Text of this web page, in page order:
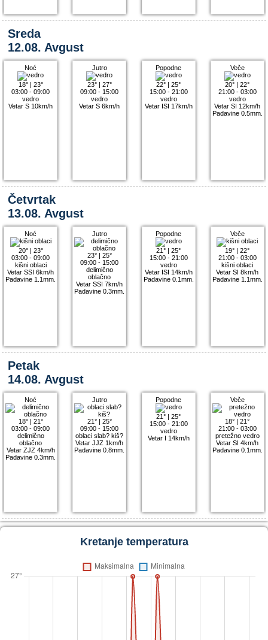
Sreda
12.08. Avgust
Noć
18°| 23°
03:00 - 09:00
vedro
Vetar S 10km/h
Jutro
23°| 27°
09:00 - 15:00
vedro
Vetar S 6km/h
Popodne
22° |25°
15:00 - 21:00
vedro
Vetar ISI 17km/h
Veče
20° |22°
21:00 - 03:00
vedro
Vetar SI 12km/h
Padavine 0.5mm.
Četvrtak
13.08. Avgust
Noć
20°| 23°
03:00 - 09:00
kišni oblaci
Vetar SSI 6km/h
Padavine 1.1mm.
Jutro
23°| 25°
09:00 - 15:00
delimično
oblačno
Vetar SSI 7km/h
Padavine 0.3mm.
Popodne
21° |25°
15:00 - 21:00
vedro
Vetar ISI 14km/h
Padavine 0.1mm.
Veče
19° |22°
21:00 - 03:00
kišni oblaci
Vetar SI 8km/h
Padavine 1.1mm.
Petak
14.08. Avgust
Noć
18°| 21°
03:00 - 09:00
delimično
oblačno
Vetar ZJZ 4km/h
Padavine 0.3mm.
Jutro
21°| 25°
09:00 - 15:00
oblaci slab? kiš?
Vetar JJZ 1km/h
Padavine 0.8mm.
Popodne
21° |25°
15:00 - 21:00
vedro
Vetar I 14km/h
Veče
18° |21°
21:00 - 03:00
pretežno vedro
Vetar SI 4km/h
Padavine 0.1mm.
Kretanje temperatura